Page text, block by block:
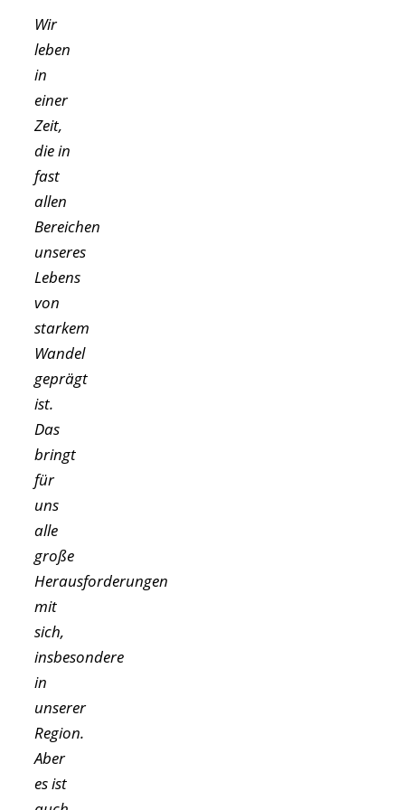
Wir
leben
in
einer
Zeit,
die in
fast
allen
Bereichen
unseres
Lebens
von
starkem
Wandel
geprägt
ist.
Das
bringt
für
uns
alle
große
Herausforderungen
mit
sich,
insbesondere
in
unserer
Region.
Aber
es ist